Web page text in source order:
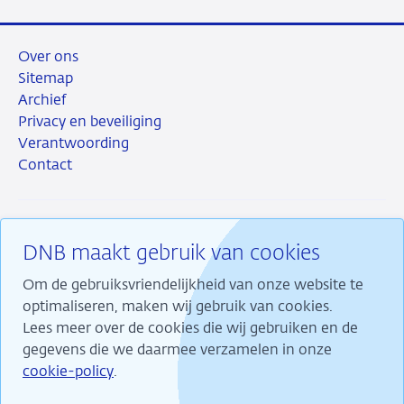
DNB maakt gebruik van cookies
Om de gebruiksvriendelijkheid van onze website te
optimaliseren, maken wij gebruik van cookies.
Lees meer over de cookies die wij gebruiken en de
gegevens die we daarmee verzamelen in onze
cookie-policy.
Over ons
Sitemap
Archief
Privacy en beveiliging
Verantwoording
Contact
RSS InstagramLinkedin
X
Wij maken ons sterk voor financiële stabiliteit en
dragen daarmee bij aan duurzame welvaart in